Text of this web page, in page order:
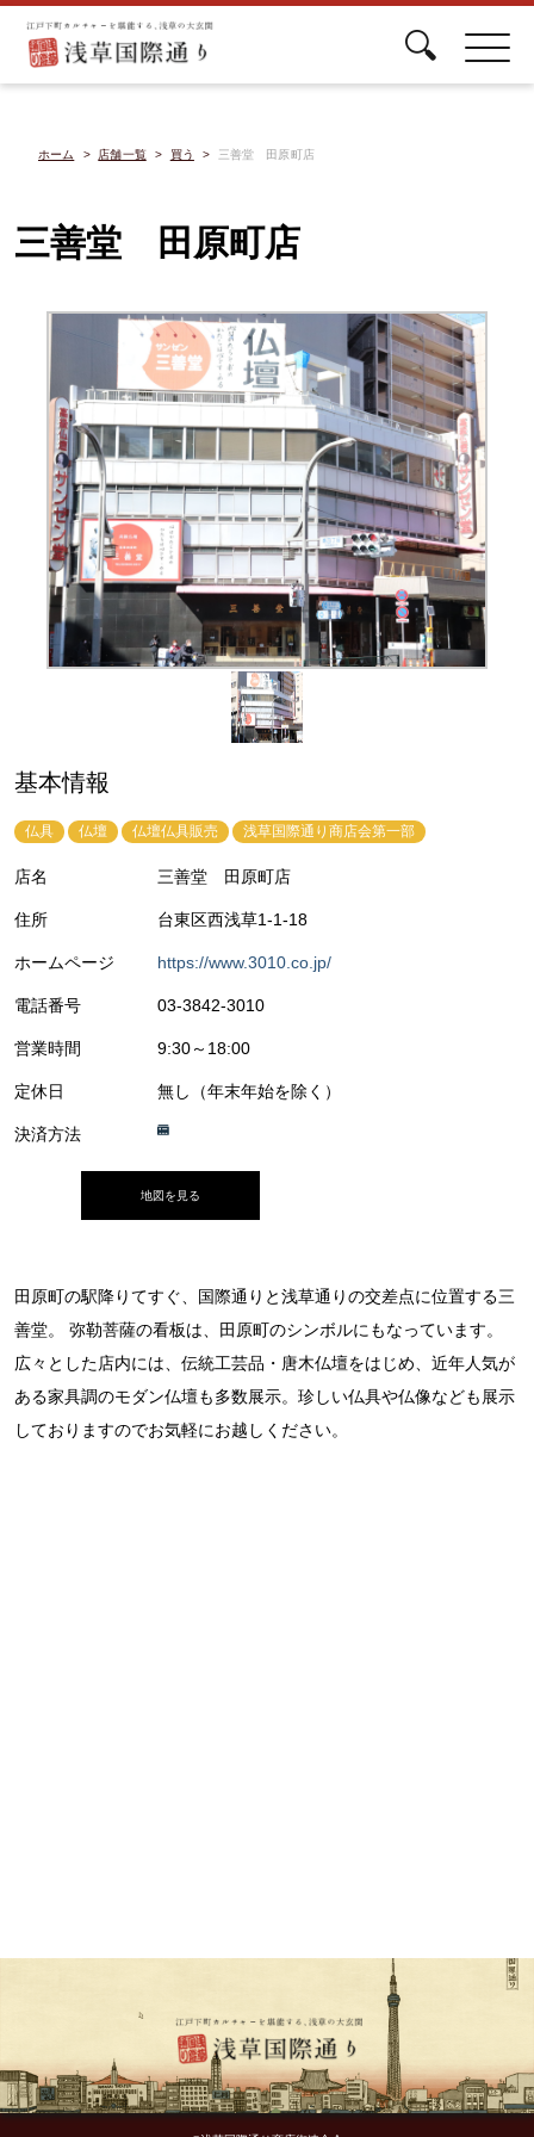
ホーム 店舗一覧 買う 三善堂 田原町店
三善堂 田原町店
基本情報
仏具 仏壇 仏壇仏具販売 浅草国際通り商店会第一部
店名 三善堂 田原町店
住所 台東区西浅草1-1-18
ホームページ https://www.3010.co.jp/
電話番号 03-3842-3010
営業時間 9:30～18:00
定休日 無し（年末年始を除く）
決済方法
地図を見る
田原町の駅降りてすぐ、国際通りと浅草通りの交差点に位置する三
善堂。 弥勒菩薩の看板は、田原町のシンボルにもなっています。
広々とした店内には、伝統工芸品・唐木仏壇をはじめ、近年人気が
ある家具調のモダン仏壇も多数展示。珍しい仏具や仏像なども展示
しておりますのでお気軽にお越しください。